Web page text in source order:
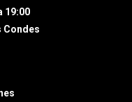
19:00
Condes